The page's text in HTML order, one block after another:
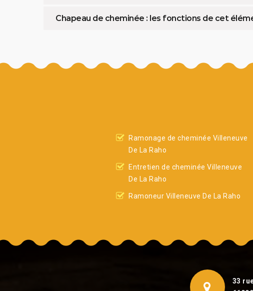
Chapeau de cheminée : les fonctions de cet
Ramonage de cheminée Villeneuve
De La Raho
Entretien de cheminée Villeneuve
De La Raho
Ramoneur Villeneuve De La Raho
33